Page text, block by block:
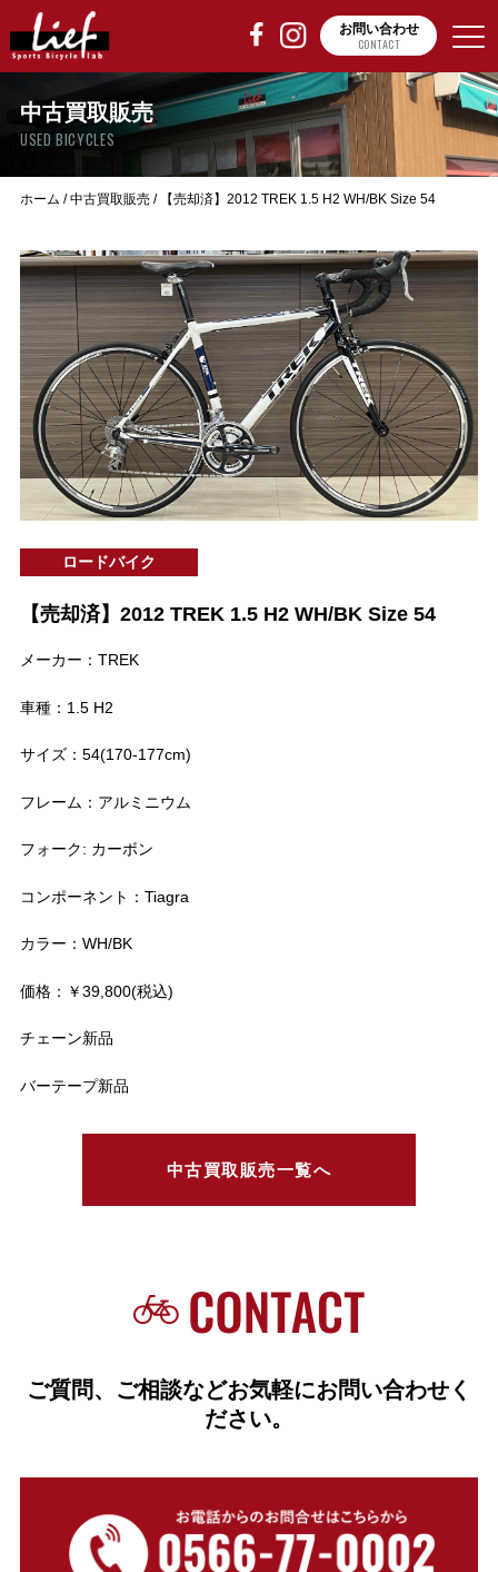
お問い合わせ
CONTACT
中古買取販売
USED BICYCLES
ホーム /中古買取販売/ 【売却済】2012 TREK 1.5 H2 WH/BK Size 54
ロードバイク
【売却済】2012 TREK 1.5 H2 WH/BK Size 54
メーカー：TREK
車種：1.5 H2
サイズ：54(170-177cm)
フレーム：アルミニウム
フォーク: カーボン
コンポーネント：Tiagra
カラー：WH/BK
価格：￥39,800(税込)
チェーン新品
バーテープ新品
中古買取販売一覧へ
ご質問、ご相談などお気軽にお問い合わせく
ださい。